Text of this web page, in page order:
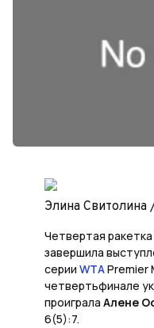
Элина Свитолина
Четвертая
завершила
серии WTAPremier
четвертьфинале
проиграла Алене
6(5):7.